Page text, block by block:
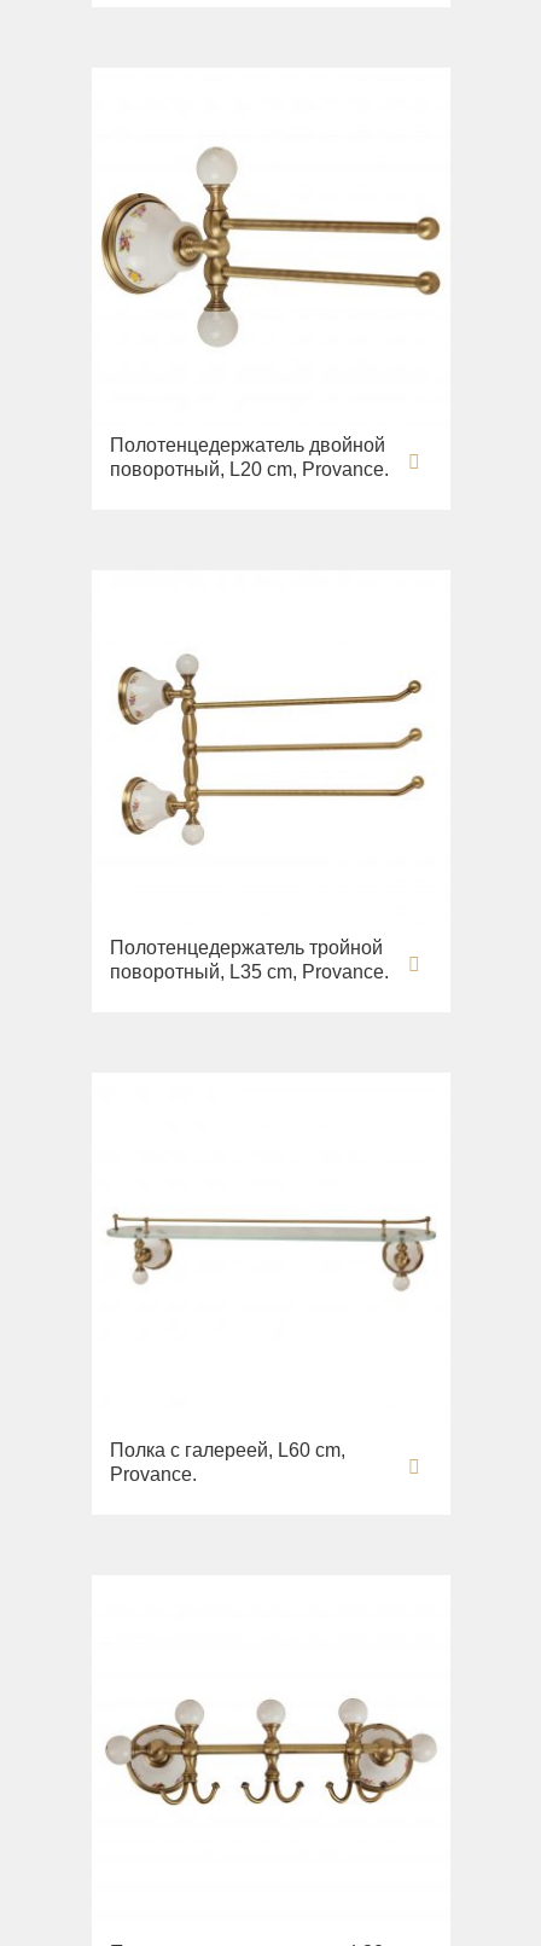
Полотенцедержатель двойной
поворотный, L20 cm, Provance.
Полотенцедержатель тройной
поворотный, L35 cm, Provance.
Полка с галереей, L60 cm,
Provance.